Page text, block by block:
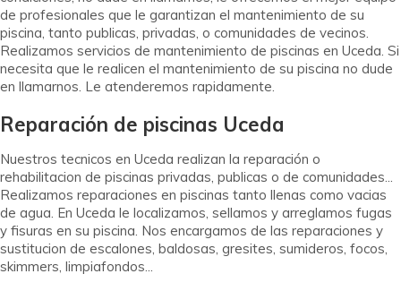
de profesionales que le garantizan el mantenimiento de su
piscina, tanto publicas, privadas, o comunidades de vecinos.
Realizamos servicios de mantenimiento de piscinas en Uceda. Si
necesita que le realicen el mantenimiento de su piscina no dude
en llamarnos. Le atenderemos rapidamente.
Reparación de piscinas Uceda
Nuestros tecnicos en Uceda realizan la reparación o
rehabilitacion de piscinas privadas, publicas o de comunidades...
Realizamos reparaciones en piscinas tanto llenas como vacias
de agua. En Uceda le localizamos, sellamos y arreglamos fugas
y fisuras en su piscina. Nos encargamos de las reparaciones y
sustitucion de escalones, baldosas, gresites, sumideros, focos,
skimmers, limpiafondos...